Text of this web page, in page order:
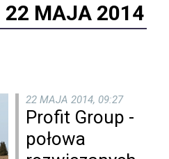
22 MAJA 2014
22 MAJA 2014, 09:27
Profit Group -
połowa